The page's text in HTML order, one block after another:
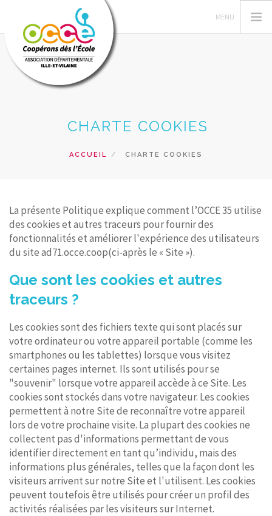
GERER SA COOPERATIVE
PRETS ET SERVICES
RECHERCHER
CONTACT
CHARTE COOKIES
ACCUEIL CHARTE COOKIES
La présente Politique explique comment l’OCCE 35 utilise
des cookies et autres traceurs pour fournir des
fonctionnalités et améliorer l'expérience des utilisateurs
du site ad71.occe.coop(ci-après le « Site »).
Que sont les cookies et autres
traceurs ?
Les cookies sont des fichiers texte qui sont placés sur
votre ordinateur ou votre appareil portable (comme les
smartphones ou les tablettes) lorsque vous visitez
certaines pages internet. Ils sont utilisés pour se
"souvenir" lorsque votre appareil accède à ce Site. Les
cookies sont stockés dans votre navigateur. Les cookies
permettent à notre Site de reconnaître votre appareil
lors de votre prochaine visite. La plupart des cookies ne
collectent pas d'informations permettant de vous
identifier directement en tant qu’individu, mais des
informations plus générales, telles que la façon dont les
visiteurs arrivent sur notre Site et l'utilisent. Les cookies
peuvent toutefois être utilisés pour créer un profil des
activités réalisées par les visiteurs sur Internet.